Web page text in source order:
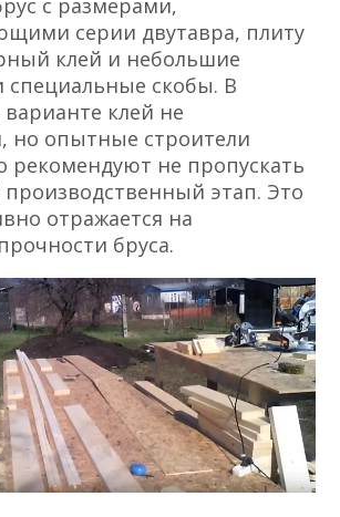
с размерами,
серии двутавра, плиту
клей и небольшие
специальные скобы. В
клей не
но опытные строители
рекомендуют не пропускать
этап. Это
отражается на
бруса.